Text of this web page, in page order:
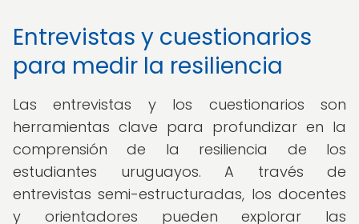
Entrevistas y cuestionarios
para medir la resiliencia
Las entrevistas y los cuestionarios son
herramientas clave para profundizar en la
comprensión de la resiliencia de los
estudiantes uruguayos. A través de
entrevistas semi-estructuradas, los docentes
y orientadores pueden explorar las